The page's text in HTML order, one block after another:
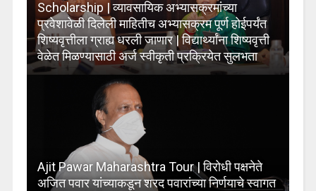
Scholarship | व्यावसायिक अभ्यासक्रमांच्या
प्रवेशावेळी दिलेली माहितीच अभ्यासक्रम पूर्ण होईपर्यंत
शिष्यवृत्तीला ग्राह्य धरली जाणार | विद्यार्थ्यांना शिष्यवृत्ती
वेळेत मिळण्यासाठी अर्ज स्वीकृती प्रक्रियेत सुलभता
Ajit Pawar Maharashtra Tour | विरोधी पक्षनेते
अजित पवार यांच्याकडून शरद पवारांच्या निर्णयाचे स्वागत